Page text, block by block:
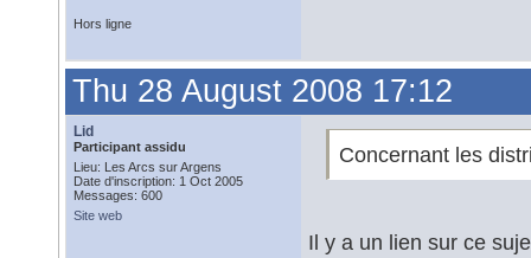
Hors ligne
Thu 28 August 2008 17:12
Lid
Participant assidu
Lieu: Les Arcs sur Argens
Date d'inscription: 1 Oct 2005
Messages: 600
Site web
Concernant les
Il y a un lien sur ce